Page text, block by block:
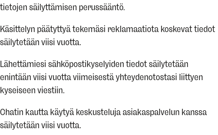
tietojen säilyttämisen perussääntö.
Käsittelyn päätyttyä tekemäsi reklamaatiota koskevat tiedot
säilytetään viisi vuotta.
Lähettämiesi sähköpostikyselyiden tiedot säilytetään
enintään viisi vuotta viimeisestä yhteydenotostasi liittyen
kyseiseen viestiin.
Chatin kautta käytyä keskusteluja asiakaspalvelun kanssa
säilytetään viisi vuotta.